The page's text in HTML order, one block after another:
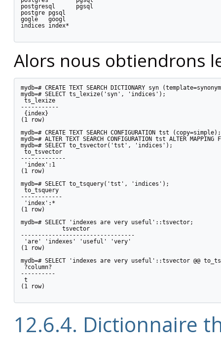
postgresql      pgsql
postgre pgsql
gogle   googl
indices index*
Alors nous obtiendrons
mydb=# CREATE TEXT SEARCH DICTIONARY syn
mydb=# SELECT ts_lexize('syn', 'indices');
ts_lexize
-----------
{index}
(1 row)
mydb=# CREATE TEXT SEARCH CONFIGURATION tst (copy=simple);
mydb=# ALTER TEXT SEARCH CONFIGURATION tst ALTER
mydb=# SELECT to_tsvector('tst', 'indices');
to_tsvector
-------------
'index':1
(1 row)
mydb=# SELECT to_tsquery('tst', 'indices');
to_tsquery
------------
'index':*
(1 row)
mydb=# SELECT 'indexes are very useful'::tsvector;
            tsvector
---------------------------------
'are' 'indexes' 'useful' 'very'
(1 row)
mydb=# SELECT 'indexes are very useful'::tsvector @@
?column?
----------
t
(1 row)
12.6.4. Dictionnaire